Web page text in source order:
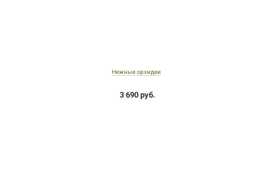
Нежные орхидеи
3 690 руб.